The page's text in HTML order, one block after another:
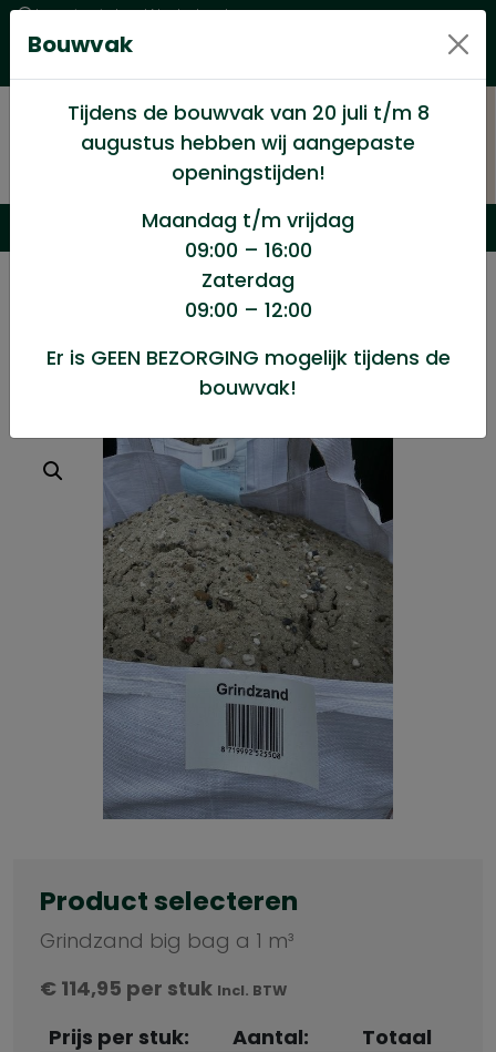
Levering in heel Nederland
Goede kwaliteitsproducten met een eerlijke prijs
/Cement,beton,gasbeton e.d.
Grindzand big bag a 1 m³
Grindzand big bag a 1 m³
Product selecteren
Grindzand big bag a 1 m³
€ 114,95 per stuk Incl. BTW
Prijs per stuk: Aantal:
Totaal
Bouwvak
Tijdens de bouwvak van 20 juli t/m 8
augustus hebben wij aangepaste
openingstijden!
Maandag t/m vrijdag
09:00 – 16:00
Zaterdag
09:00 – 12:00
Er is GEEN BEZORGING mogelijk tijdens de
bouwvak!